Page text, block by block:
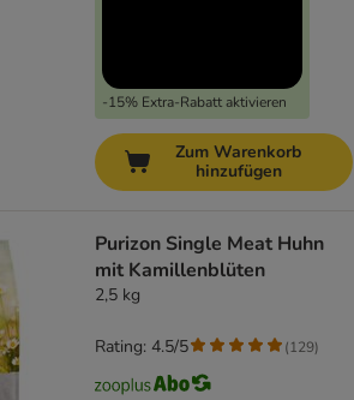
-15% Extra-Rabatt aktivieren
Zum Warenkorb
hinzufügen
Purizon Single Meat Huhn
mit Kamillenblüten
2,5 kg
Rating: 4.5/5 (129)